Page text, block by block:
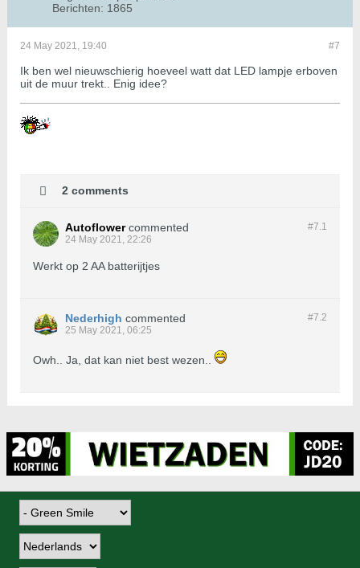
Berichten: 1865
#7
24 May 2021, 19:40
Ik ben wel nieuwschierig hoeveel watt dat LED lampje erboven
uit de muur trekt.. Enig idee?
2 comments
#7.1
Autoflower commented
24 May 2021, 22:26
Werkt op 2 AA batterijtjes
#7.2
Nederhigh commented
25 May 2021, 06:25
Owh.. Ja, dat kan niet best wezen..